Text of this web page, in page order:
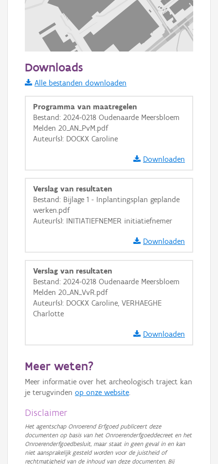
Informatie Vlaanderen
i
+ −
Basis Lagen
OSM-Basiskaart
GRB-Basiskaart
GRB-Basiskaart in grijswaarden
Downloads
Alle bestanden downloaden
Programma van maatregelen
Bestand: 2024-0218 Oudenaarde Meersbloem
Melden 20_AN_PvM.pdf
Auteur(s): DOCKX Caroline
Downloaden
Verslag van resultaten
Bestand: Bijlage 1 - Inplantingsplan geplande
werken.pdf
Auteur(s): INITIATIEFNEMER initiatiefnemer
Downloaden
Verslag van resultaten
Bestand: 2024-0218 Oudenaarde Meersbloem
Melden 20_AN_VvR.pdf
Auteur(s): DOCKX Caroline, VERHAEGHE
Charlotte
Downloaden
Meer weten?
Meer informatie over het archeologisch traject kan
je terugvinden op onze website.
Disclaimer
Het agentschap Onroerend Erfgoed publiceert deze
documenten op basis van het Onroerenderfgoeddecreet en het
Onroerenderfgoedbesluit, maar staat in geen geval in en kan
niet aansprakelijk gesteld worden voor de juistheid of
rechtmatigheid van de inhoud van deze documenten. Bij